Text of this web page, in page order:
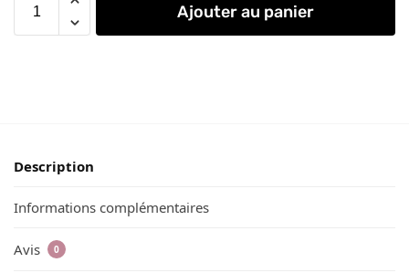
Ajouter au panier
Description
Informations complémentaires
Avis 0